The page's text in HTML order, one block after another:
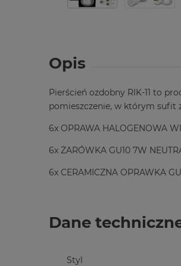
Opis
Pierścień ozdobny RIK-11 to
pomieszczenie, w którym sufit
6x OPRAWA HALOGENOWA
6x ŻARÓWKA GU10 7W
6x CERAMICZNA OPRAWKA
Dane
Styl